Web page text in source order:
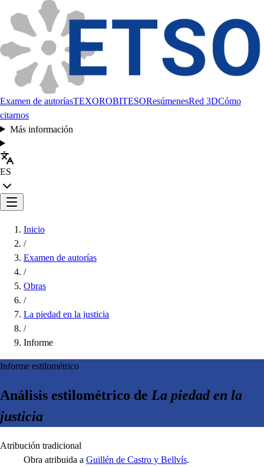
Examen de autoríasTEXOROBITESOResúmenesRed 3DCómo
citarnos
Más información
ES
Inicio
/
Examen de autorías
/
Obras
/
La piedad en la justicia
/
Informe
Informe estilométrico
Análisis estilométrico de La piedad en la
justicia
Atribución tradicional
Obra atribuida a Guillén de Castro y Bellvís.